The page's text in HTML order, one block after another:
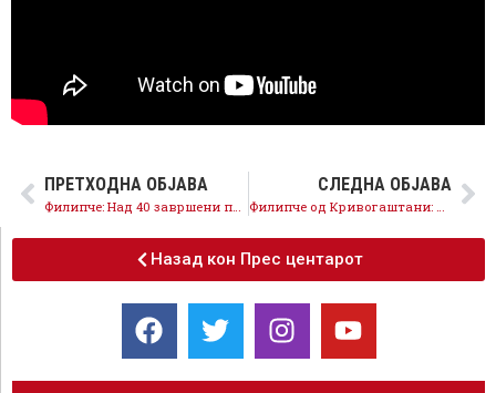
ПРЕТХОДНА ОБЈАВА СЛЕДНА ОБЈАВА
Назад кон Прес центарот